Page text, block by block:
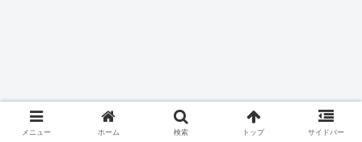
メニュー ホーム 検索 トップ サイドバー